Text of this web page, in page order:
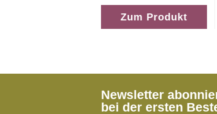
Zum Produkt
Newsletter
bei der ersten